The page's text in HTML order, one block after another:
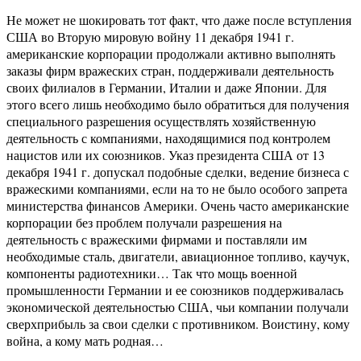
Не может не шокировать тот факт, что даже после вступления
США во Вторую мировую войну 11 декабря 1941 г.
американские корпорации продолжали активно выполнять
заказы фирм вражеских стран, поддерживали деятельность
своих филиалов в Германии, Италии и даже Японии. Для
этого всего лишь необходимо было обратиться для получения
специального разрешения осуществлять хозяйственную
деятельность с компаниями, находящимися под контролем
нацистов или их союзников. Указ президента США от 13
декабря 1941 г. допускал подобные сделки, ведение бизнеса с
вражескими компаниями, если на то не было особого запрета
министерства финансов Америки. Очень часто американские
корпорации без проблем получали разрешения на
деятельность с вражескими фирмами и поставляли им
необходимые сталь, двигатели, авиационное топливо, каучук,
компоненты радиотехники… Так что мощь военной
промышленности Германии и ее союзников поддерживалась
экономической деятельностью США, чьи компании получали
сверхприбыль за свои сделки с противником. Воистину, кому
война, а кому мать родная…